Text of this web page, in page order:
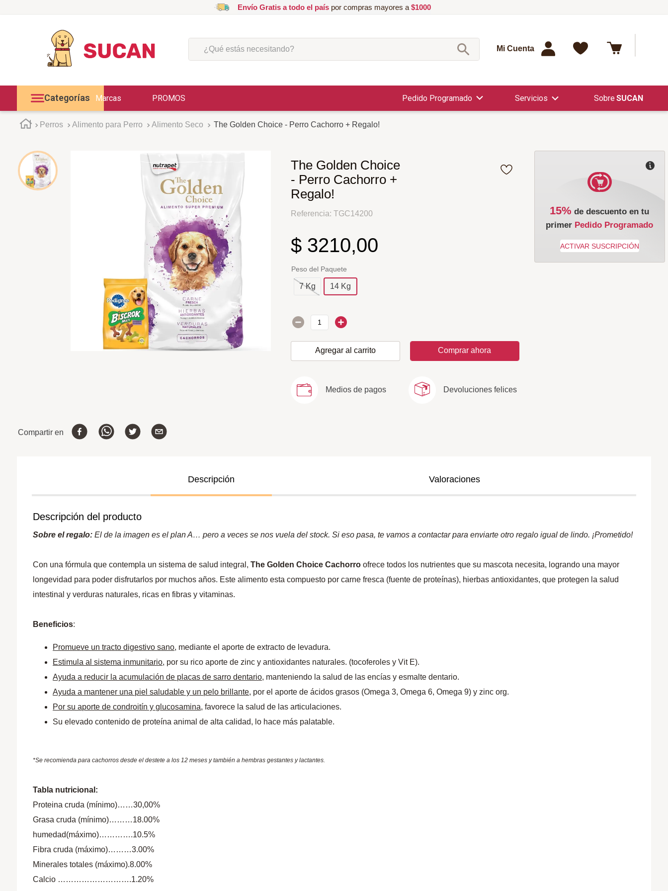
Envío Gratis a todo el paíspor compras mayores a $1000
¿Qué estás necesitando?
Mi Cuenta
Categorías Marcas PROMOS Pedido Programado Servicios SUCAN
Perros Alimento para Perro Alimento Seco The Golden Choice - Perro Cachorro + Regalo!
The Golden Choice
- Perro Cachorro +
Regalo!
Referencia: TGC14200
$ 3210,00
Peso del Paquete
7 Kg 14 Kg
Agregar al carrito Comprar ahora
15% de descuento en tu
primer Pedido Programado
Medios de pagos Devoluciones felices
Compartir en
Descripción Valoraciones
Descripción del producto
Sobre el regalo: El de la imagen es el plan A… pero a veces se nos vuela del stock. Si eso pasa, te vamos a contactar para enviarte otro regalo igual de lindo. ¡Prometido!
Con una fórmula que contempla un sistema de salud integral,The Golden Choice Cachorroofrece todos los nutrientes que su mascota necesita, logrando una mayor
longevidad para poder disfrutarlos por muchos años. Este alimento esta compuesto por carne fresca (fuente de proteínas), hierbas antioxidantes, que protegen la salud
intestinal y verduras naturales, ricas en fibras y vitaminas.
Beneficios:
Promueve un tracto digestivo sano, mediante el aporte de extracto de levadura.
Estimula al sistema inmunitario, por su rico aporte de zinc y antioxidantes naturales. (tocoferoles y Vit E).
Ayuda a reducir la acumulación de placas de sarro dentario, manteniendo la salud de las encías y esmalte dentario.
Ayuda a mantener una piel saludable y un pelo brillante, por el aporte de ácidos grasos (Omega 3, Omega 6, Omega 9) y zinc org.
Por su aporte de condroitín y glucosamina, favorece la salud de las articulaciones.
Su elevado contenido de proteína animal de alta calidad, lo hace más palatable.
*Se recomienda para cachorros desde el destete a los 12 meses y también a hembras gestantes y lactantes.
Tabla nutricional:
Proteina cruda (mínimo)……30,00%
Grasa cruda (mínimo)………18.00%
humedad(máximo)………….10.5%
Fibra cruda (máximo)………3.00%
Minerales totales (máximo).8.00%
Calcio ……………………….1.20%